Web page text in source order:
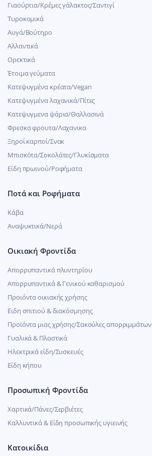
Γιαούρτια/Κρέμες γάλακτος/Σαντιγί
Τυροκομικά
Αυγά/Βούτηρο
Αλλαντικά
Ορεκτικά
Έτοιμα γεύματα
Κατεψυγμένα κρέατα/Vegan
Kατεψυγμένα λαχανικά/Πίτες
Κατεψυγμενα ψάρια/Θαλλασινά
Φρεσκα φρουτα/Λαχανικα
Ξηροί καρποί/Σνακ
Μπισκότα/Σοκολάτες/Γλυκίσματα
Είδη πρωινού/Ροφήματα
Ποτά και Ροφήματα
Κάβα
Αναψυκτικά/Νερά
Οικιακή Φροντίδα
Απορρυπαντικά πλυντηρίου
Απορρυπαντικά & Γενικού καθαρισμού
Προιόντα οικιακής χρήσης
Ειδη σπιτιού & διακόσμησης
Προϊόντα μιας χρήσης/Σακούλες απορριμμάτων
Γυαλικά & Πλαστικά
Ηλεκτρικά είδη/Συσκευές
Είδη κήπου
Προσωπική Φροντίδα
Χαρτικά/Πάνες/Σερβιέτες
Καλλυντικά & Είδη προσωπικής υγιεινής
Κατοικίδια